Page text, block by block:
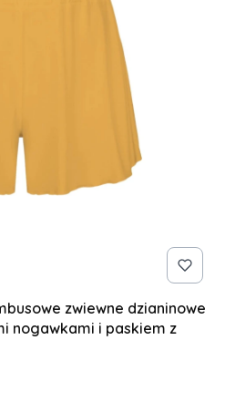
zwiewne dzianinowe
nogawkami i paskiem z